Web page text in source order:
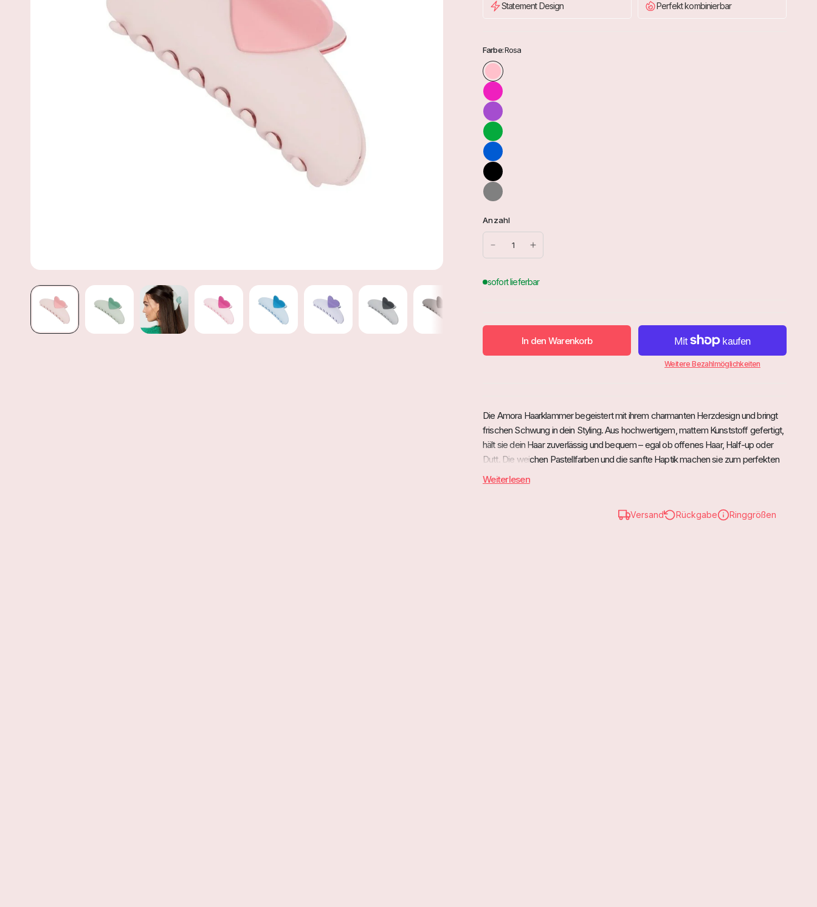
Statement Design Perfekt kombinierbar
Farbe:Rosa
Anzahl
In den Warenkorb
Weitere Bezahlmöglichkeiten
Die Amora Haarklammer begeistert mit ihrem charmanten Herzdesign und bringt
frischen Schwung in dein Styling. Aus hochwertigem, mattem Kunststoff gefertigt,
hält sie dein Haar zuverlässig und bequem – egal ob offenes Haar, Half-up oder
Dutt. Die weichen Pastellfarben und die sanfte Haptik machen sie zum perfekten
Accessoire für romantische Looks und verspielte Akzente.
Liebevoll gestaltet: Herzdetail aus mattem Kunststoff für einen süßen
Weiterlesen
Versand Rückgabe Ringgrößen